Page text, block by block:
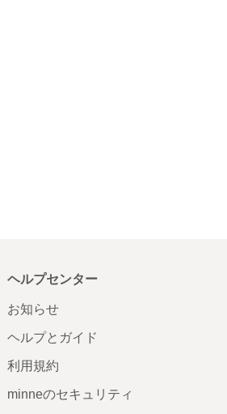
ヘルプセンター
お知らせ
ヘルプとガイド
利用規約
minneのセキュリティ